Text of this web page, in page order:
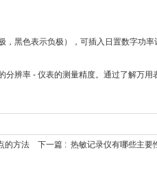
黑色表示负极），可插入日置数字功率
辨率 - 仪表的测量精度。通过了解万用
的方法 下一篇 : 热敏记录仪有哪些主要